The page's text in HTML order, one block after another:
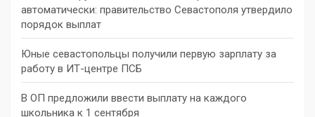
автоматически: правительство Севастополя утвердило
порядок выплат
Юные севастопольцы получили первую зарплату за
работу в ИТ-центре ПСБ
В ОП предложили ввести выплату на каждого
школьника к 1 сентября